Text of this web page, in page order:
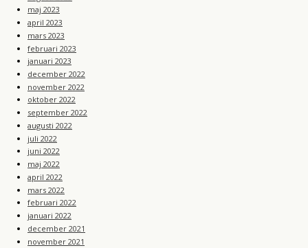
maj 2023
april 2023
mars 2023
februari 2023
januari 2023
december 2022
november 2022
oktober 2022
september 2022
augusti 2022
juli 2022
juni 2022
maj 2022
april 2022
mars 2022
februari 2022
januari 2022
december 2021
november 2021